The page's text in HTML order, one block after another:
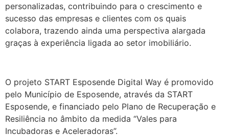
personalizadas, contribuindo para o crescimento e
sucesso das empresas e clientes com os quais
colabora, trazendo ainda uma perspectiva alargada
graças à experiência ligada ao setor imobiliário.
O projeto START Esposende Digital Way é promovido
pelo Município de Esposende, através da START
Esposende, e financiado pelo Plano de Recuperação e
Resiliência no âmbito da medida “Vales para
Incubadoras e Aceleradoras”.